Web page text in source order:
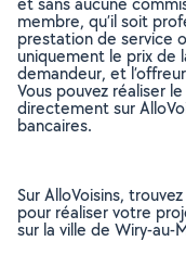
membre, qu’il soit
prestation de service
uniquement le prix de
demandeur, et
Vous pouvez réaliser
directement sur
bancaires.
Sur AlloVoisins,
pour réaliser votre
sur la ville de Wiry-au-